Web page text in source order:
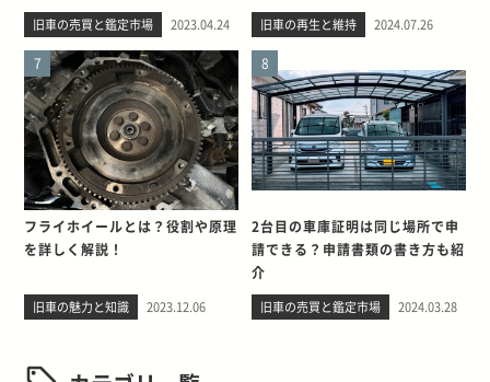
旧車の売買と鑑定市場 2023.04.24 旧車の再生と維持 2024.07.26
7
フライホイールとは？役割や原理
を詳しく解説！
旧車の魅力と知識 2023.12.06
8
2台目の車庫証明は同じ場所で申
請できる？申請書類の書き方も紹
介
旧車の売買と鑑定市場 2024.03.28